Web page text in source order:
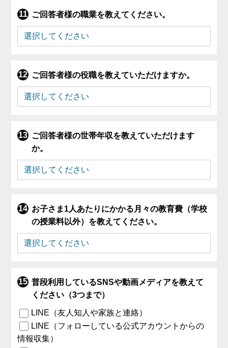
ご回答者様の職業を教えてください。
ご回答者様の役職を教えていただけますか。
ご回答者様の世帯年収を教えていただけます
か。
お子さま1人あたりにかかる月々の教育費（学校
の授業料以外）を教えてください。
普段利用しているSNSや動画メディアを教えて
ください（3つまで）
LINE（友人知人や家族と連絡）
LINE（フォローしている公式アカウントからの
情報収集）